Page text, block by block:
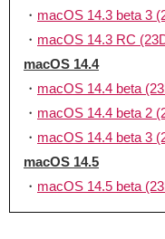
・ macOS 14.3 beta 3
・ macOS 14.3 RC
macOS 14.4
・ macOS 14.4 beta
・ macOS 14.4 beta 2
・ macOS 14.4 beta 3
macOS 14.5
・ macOS 14.5 beta